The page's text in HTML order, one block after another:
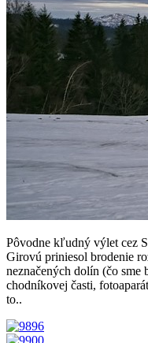
Pôvodne kľudný výlet cez
Girovú priniesol brodenie
neznačených dolín (čo
chodníkovej časti,
to..